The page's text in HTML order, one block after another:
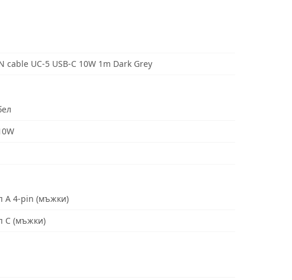
cable UC-5 USB-C 10W 1m Dark Grey
A 4-pin (мъжки)
C (мъжки)